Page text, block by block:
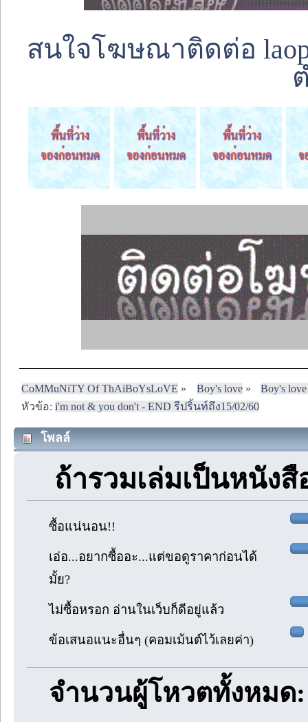
สนใจโฆษณาติดต่อ
CoMMuNiTY Of ThAiBoYsLoVE » Boy's love»
Boy's
หัวข้อ:i'm not & you don't - END รีปริ้นท์ถึง15/02/60
โพลล์
ถ้ารวมเล่มเป็นหนังสื
ซื้อแน่นอน!!
เอ่อ...อยากซื้ออะ...แต่ขอดูราคาก่อนได้
มั้ย?
ไม่ซื้อหรอก อ่านในเว็บก็ดีอยู่แล้ว
ข้อเสนอแนะอื่นๆ (คอมเม้นต์ไว้เลยค่า)
จำนวนผู้โหวตทั้งหมด: